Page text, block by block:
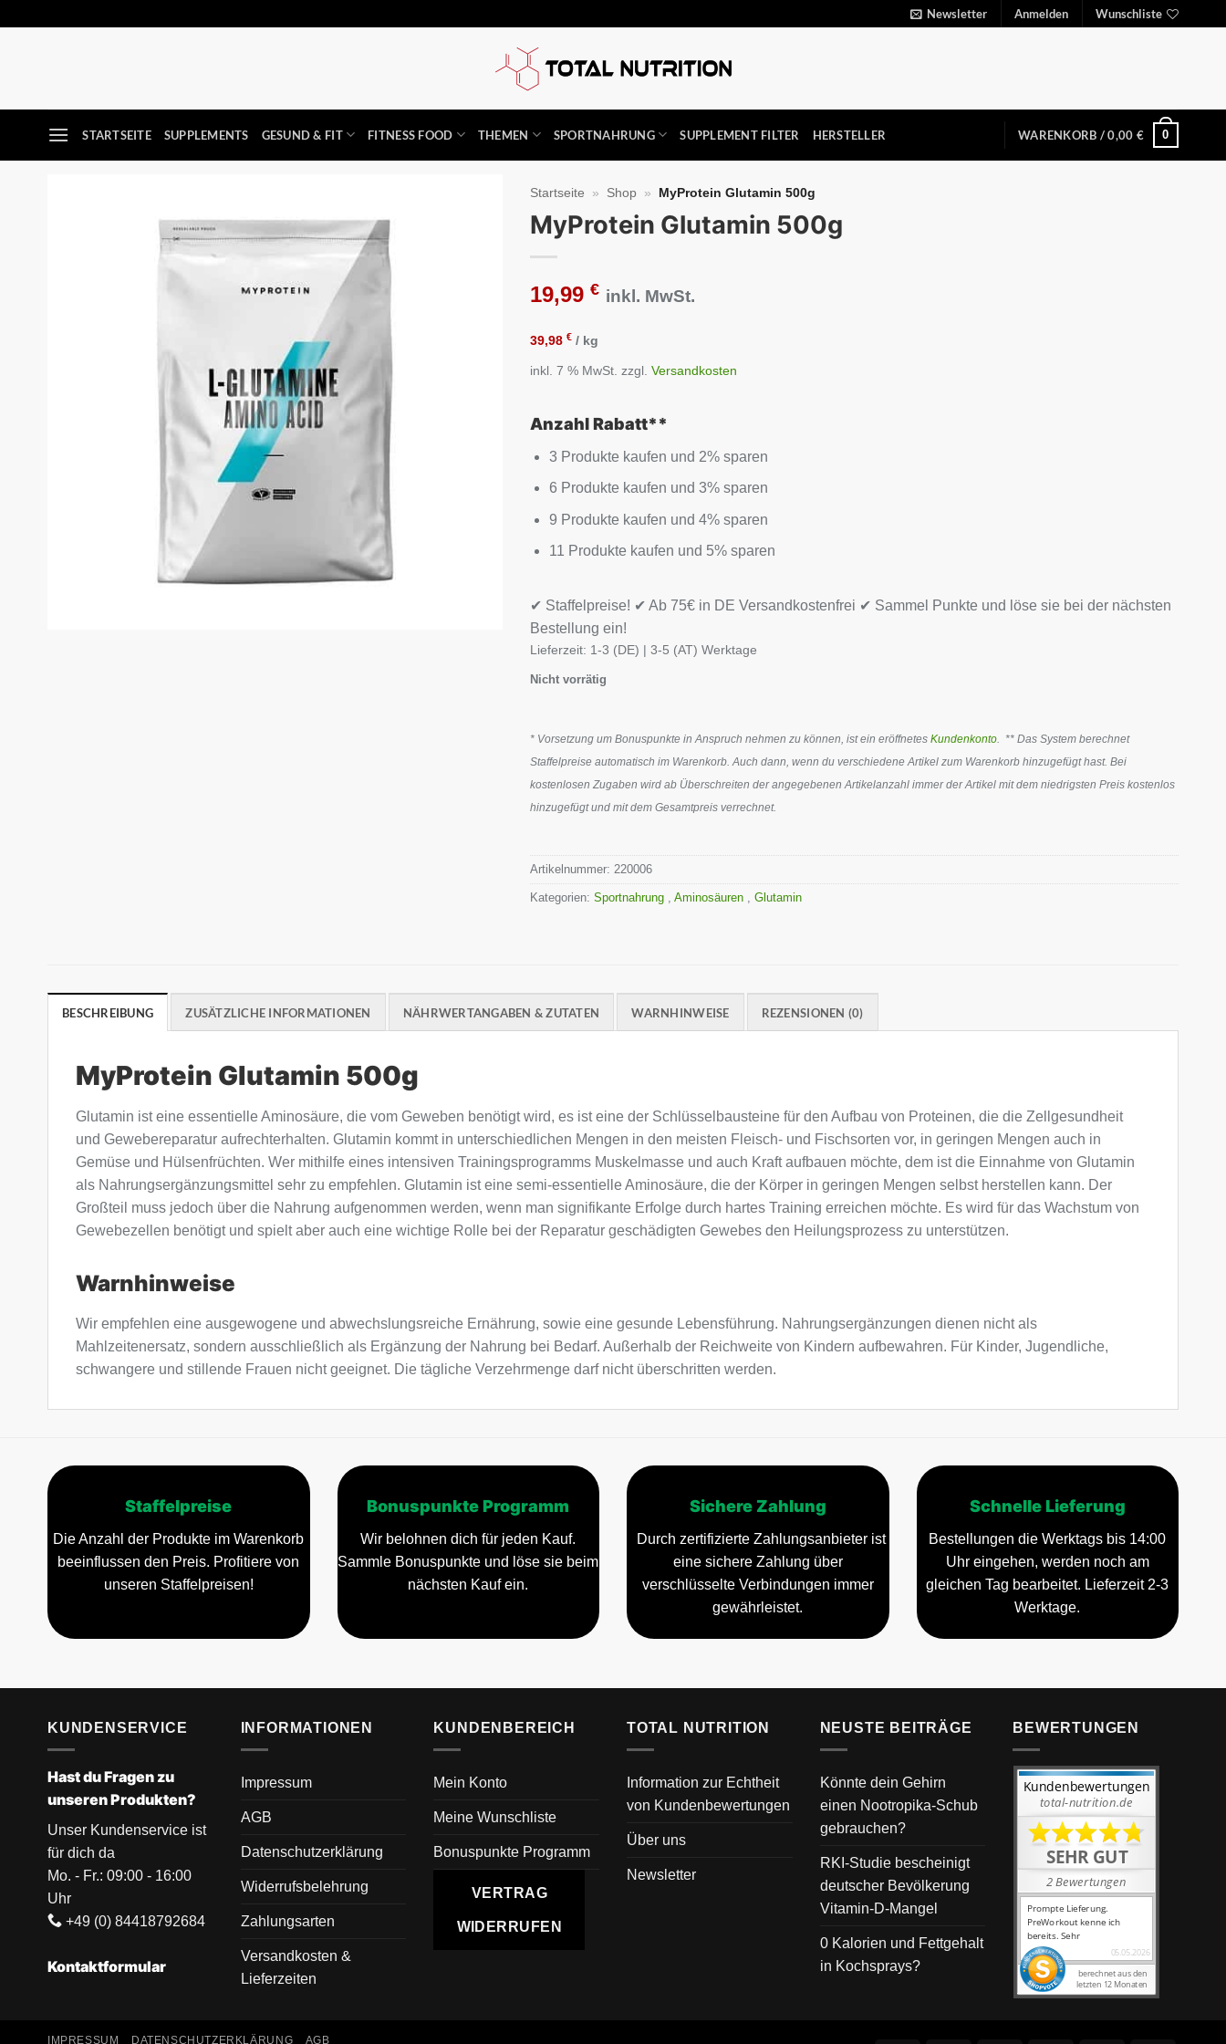
Newsletter Anmelden Wunschliste
STARTSEITE SUPPLEMENTS GESUND & FIT FITNESS FOOD THEMEN SPORTNAHRUNG SUPPLEMENT FILTER HERSTELLER WARENKORB /0,00 € 0
Startseite » Shop » MyProtein Glutamin 500g
MyProtein Glutamin 500g
19,99€ inkl. MwSt.
39,98€ / kg
inkl. 7 % MwSt. zzgl.Versandkosten
Anzahl Rabatt**
3 Produkte kaufen und 2% sparen
6 Produkte kaufen und 3% sparen
9 Produkte kaufen und 4% sparen
11 Produkte kaufen und 5% sparen
✔ Staffelpreise! ✔ Ab 75€ in DE Versandkostenfrei ✔ Sammel Punkte und löse sie bei der nächsten
Bestellung ein!
Lieferzeit: 1-3 (DE) | 3-5 (AT) Werktage
Nicht vorrätig
* Vorsetzung um Bonuspunkte in Anspruch nehmen zu können, ist ein eröffnetesKundenkonto . ** Das System berechnet
Staffelpreise automatisch im Warenkorb. Auch dann, wenn du verschiedene Artikel zum Warenkorb hinzugefügt hast. Bei
kostenlosen Zugaben wird ab Überschreiten der angegebenen Artikelanzahl immer der Artikel mit dem niedrigsten Preis kostenlos
hinzugefügt und mit dem Gesamtpreis verrechnet.
Artikelnummer: 220006
Kategorien:Sportnahrung ,Aminosäuren ,Glutamin
BESCHREIBUNG ZUSÄTZLICHE INFORMATIONEN NÄHRWERTANGABEN & ZUTATEN WARNHINWEISE REZENSIONEN (0)
MyProtein Glutamin 500g
Glutamin ist eine essentielle Aminosäure, die vom Geweben benötigt wird, es ist eine der Schlüsselbausteine ​​für den Aufbau von Proteinen, die die Zellgesundheit
und Gewebereparatur aufrechterhalten. Glutamin kommt in unterschiedlichen Mengen in den meisten Fleisch- und Fischsorten vor, in geringen Mengen auch in
Gemüse und Hülsenfrüchten. Wer mithilfe eines intensiven Trainingsprogramms Muskelmasse und auch Kraft aufbauen möchte, dem ist die Einnahme von Glutamin
als Nahrungsergänzungsmittel sehr zu empfehlen. Glutamin ist eine semi-essentielle Aminosäure, die der Körper in geringen Mengen selbst herstellen kann. Der
Großteil muss jedoch über die Nahrung aufgenommen werden, wenn man signifikante Erfolge durch hartes Training erreichen möchte. Es wird für das Wachstum von
Gewebezellen benötigt und spielt aber auch eine wichtige Rolle bei der Reparatur geschädigten Gewebes den Heilungsprozess zu unterstützen.
Warnhinweise
Wir empfehlen eine ausgewogene und abwechslungsreiche Ernährung, sowie eine gesunde Lebensführung. Nahrungsergänzungen dienen nicht als
Mahlzeitenersatz, sondern ausschließlich als Ergänzung der Nahrung bei Bedarf. Außerhalb der Reichweite von Kindern aufbewahren. Für Kinder, Jugendliche,
schwangere und stillende Frauen nicht geeignet. Die tägliche Verzehrmenge darf nicht überschritten werden.
Staffelpreise
Die Anzahl der Produkte im Warenkorb
beeinflussen den Preis. Profitiere von
unseren Staffelpreisen!
Bonuspunkte Programm
Wir belohnen dich für jeden Kauf.
Sammle Bonuspunkte und löse sie beim
nächsten Kauf ein.
Sichere Zahlung
Durch zertifizierte Zahlungsanbieter ist
eine sichere Zahlung über
verschlüsselte Verbindungen immer
gewährleistet.
Schnelle Lieferung
Bestellungen die Werktags bis 14:00
Uhr eingehen, werden noch am
gleichen Tag bearbeitet. Lieferzeit 2-3
Werktage.
KUNDENSERVICE
Hast du Fragen zu
unseren Produkten?
Unser Kundenservice ist
für dich da
Mo. - Fr.: 09:00 - 16:00
Uhr
+49 (0) 84418792684
Kontaktformular
INFORMATIONEN
Impressum
AGB
Datenschutzerklärung
Widerrufsbelehrung
Zahlungsarten
Versandkosten &
Lieferzeiten
KUNDENBEREICH
Mein Konto
Meine Wunschliste
Bonuspunkte Programm
VERTRAG
WIDERRUFEN
TOTAL NUTRITION
Information zur Echtheit
von Kundenbewertungen
Über uns
Newsletter
NEUSTE BEITRÄGE
Könnte dein Gehirn
einen Nootropika-Schub
gebrauchen?
RKI-Studie bescheinigt
deutscher Bevölkerung
Vitamin-D-Mangel
0 Kalorien und Fettgehalt
in Kochsprays?
BEWERTUNGEN
IMPRESSUM DATENSCHUTZERKLÄRUNG AGB